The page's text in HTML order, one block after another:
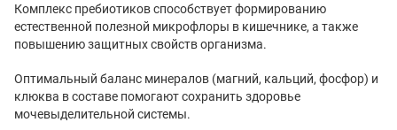
Комплекс пребиотиков способствует формированию
естественной полезной микрофлоры в кишечнике, а также
повышению защитных свойств организма.
Оптимальный баланс минералов (магний, кальций, фосфор) и
клюква в составе помогают сохранить здоровье
мочевыделительной системы.